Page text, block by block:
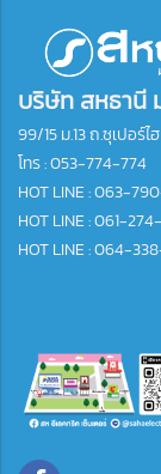
บริษัท สหธานี
99/15 ม.13 ถ.ซุเปอร์
โทร :053-774-774
HOT LINE : 063-
HOT LINE : 061-
HOT LINE : 064-